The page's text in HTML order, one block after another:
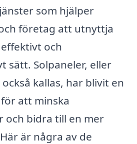
som hjälper
företag att utnyttja
och
sätt. Solpaneler, eller
kallas, har blivit en
att minska
och bidra till en mer
är några av de